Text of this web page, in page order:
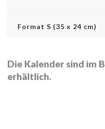
Format S (35 x 24 cm)
Die Kalender sind im
erhältlich.